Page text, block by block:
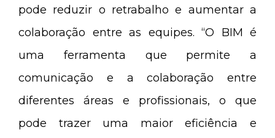
pode reduzir o retrabalho e aumentar a
colaboração entre as equipes. “O BIM é
uma ferramenta que permite a
comunicação e a colaboração entre
diferentes áreas e profissionais, o que
pode trazer uma maior eficiência e